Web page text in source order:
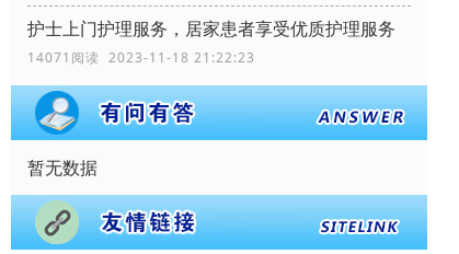
护士上门护理服务，居家患者享受优质护理服务
14071阅读 2023-11-18 21:22:23
暂无数据